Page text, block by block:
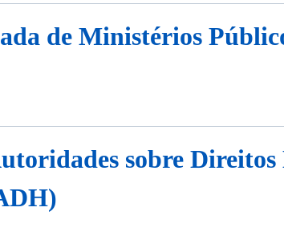
de Ministérios
sobre